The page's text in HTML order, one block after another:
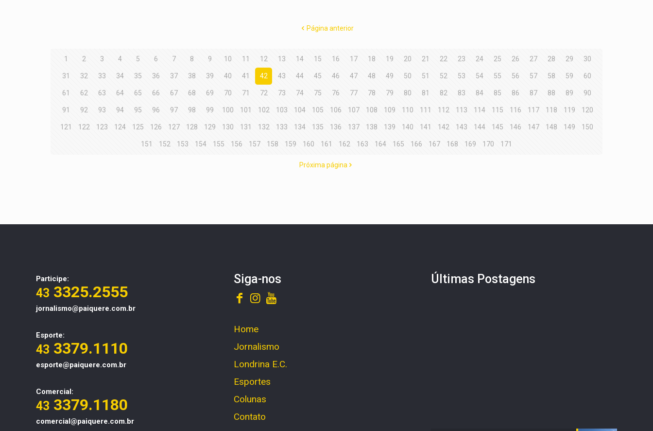
Página anterior
1 2 3 4 5 6 7 8 9 10 11 12 13 14 15 16 17 18 19 20 21 22 23 24 25 26 27 28 29 30
31 32 33 34 35 36 37 38 39 40 41 42 43 44 45 46 47 48 49 50 51 52 53 54 55 56 57 58 59 60
61 62 63 64 65 66 67 68 69 70 71 72 73 74 75 76 77 78 79 80 81 82 83 84 85 86 87 88 89 90
91 92 93 94 95 96 97 98 99 100 101 102 103 104 105 106 107 108 109 110 111 112 113 114 115 116 117 118 119 120
121 122 123 124 125 126 127 128 129 130 131 132 133 134 135 136 137 138 139 140 141 142 143 144 145 146 147 148 149 150
151 152 153 154 155 156 157 158 159 160 161 162 163 164 165 166 167 168 169 170 171
Próxima página
Participe:
43 3325.2555
jornalismo@paiquere.com.br
Esporte:
43 3379.1110
esporte@paiquere.com.br
Comercial:
43 3379.1180
comercial@paiquere.com.br
Siga-nos
Home
Jornalismo
Londrina E.C.
Esportes
Colunas
Contato
Últimas Postagens